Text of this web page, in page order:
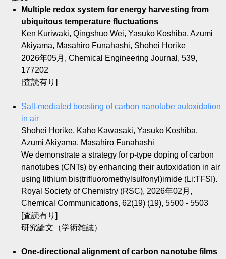
Multiple redox system for energy harvesting from
ubiquitous temperature fluctuations
Ken Kuriwaki, Qingshuo Wei, Yasuko Koshiba, Azumi
Akiyama, Masahiro Funahashi, Shohei Horike
2026年05月, Chemical Engineering Journal, 539,
177202
[査読有り]
Salt-mediated boosting of carbon nanotube autoxidation
in air
Shohei Horike, Kaho Kawasaki, Yasuko Koshiba,
Azumi Akiyama, Masahiro Funahashi
We demonstrate a strategy for p-type doping of carbon
nanotubes (CNTs) by enhancing their autoxidation in air
using lithium bis(trifluoromethylsulfonyl)imide (Li:TFSI).
Royal Society of Chemistry (RSC), 2026年02月,
Chemical Communications, 62(19) (19), 5500 - 5503
[査読有り]
研究論文（学術雑誌）
One-directional alignment of carbon nanotube films